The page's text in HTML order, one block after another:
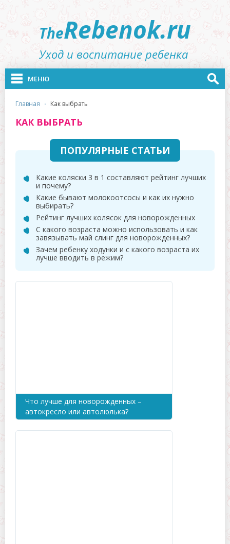
TheRebenok.ru
Уход и воспитание ребенка
МЕНЮ
главная · как выбрать
КАК ВЫБРАТЬ
ПОПУЛЯРНЫЕ СТАТЬИ
Какие коляски 3 в 1 составляют рейтинг лучших
и почему?
Какие бывают молокоотсосы и как их нужно
выбирать?
Рейтинг лучших колясок для новорожденных
С какого возраста можно использовать и как
завязывать май слинг для новорожденных?
Зачем ребенку ходунки и с какого возраста их
лучше вводить в режим?
Что лучше для новорожденных –
автокресло или автолюлька?